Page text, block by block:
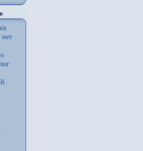
нет